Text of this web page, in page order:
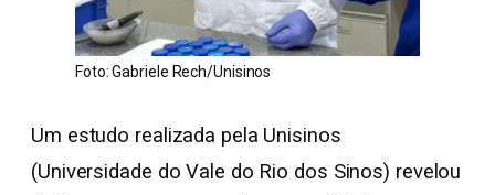
Foto: Gabriele Rech/Unisinos
Um estudo realizada pela Unisinos
(Universidade do Vale do Rio dos Sinos) revelou